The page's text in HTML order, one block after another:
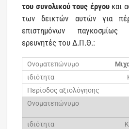
του συνολικού τους έργουκαι
των δεικτών αυτών για
επιστημόνων παγκοσμίως
ερευνητές του Δ.Π.Θ.: